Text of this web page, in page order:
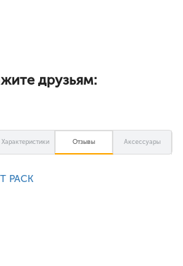
друзьям:
Характеристики Отзывы Аксессуары
PACK